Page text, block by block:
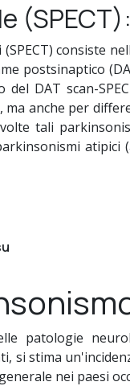
(SPECT):
consiste
postsinaptico
del DAT scan-
anche per
tali
atipici
patologie
si stima
nei paesi